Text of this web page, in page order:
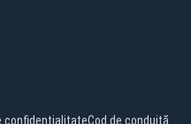
confidențialitateCod de conduită